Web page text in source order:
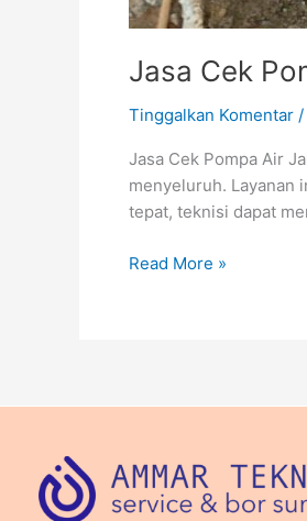
Jasa Cek
Tinggalkan Komentar /
Jasa Cek Pompa Air
menyeluruh. Layanan
tepat, teknisi dapat
Read More »